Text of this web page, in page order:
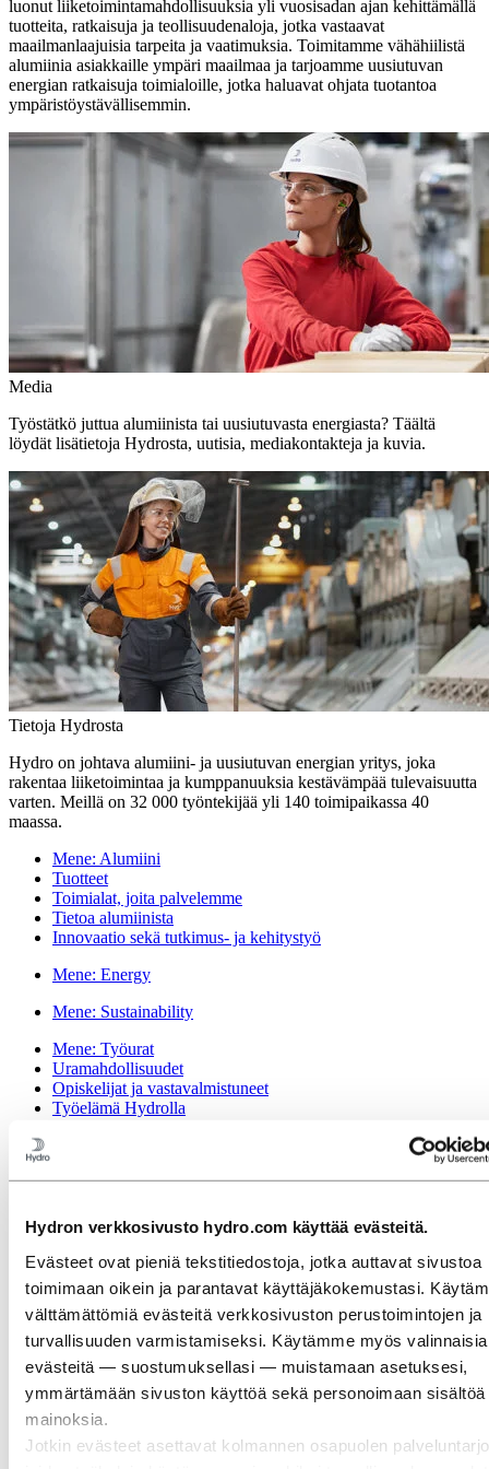
Hydron verkkosivusto hydro.com käyttää evästeitä.
Evästeet ovat pieniä tekstitiedostoja, jotka auttavat sivustoa
toimimaan oikein ja parantavat käyttäjäkokemustasi.
välttämättömiä evästeitä verkkosivuston perustoimintojen ja
turvallisuuden varmistamiseksi. Käytämme myös valinnaisia
evästeitä — suostumuksellasi — muistamaan asetuksesi,
ymmärtämään sivuston käyttöä sekä personoimaan sisältöä
mainoksia.
Jotkin evästeet asettavat kolmannen osapuolen
luonut liiketoimintamahdollisuuksia yli vuosisadan ajan kehittämällä
tuotteita, ratkaisuja ja teollisuudenaloja, jotka vastaavat
maailmanlaajuisia tarpeita ja vaatimuksia. Toimitamme vähähiilistä
alumiinia asiakkaille ympäri maailmaa ja tarjoamme uusiutuvan
energian ratkaisuja toimialoille, jotka haluavat ohjata tuotantoa
ympäristöystävällisemmin.
Media
Työstätkö juttua alumiinista tai uusiutuvasta energiasta? Täältä
löydät lisätietoja Hydrosta, uutisia, mediakontakteja ja kuvia.
Tietoja Hydrosta
Hydro on johtava alumiini- ja uusiutuvan energian yritys, joka
rakentaa liiketoimintaa ja kumppanuuksia kestävämpää tulevaisuutta
varten. Meillä on 32 000 työntekijää yli 140 toimipaikassa 40
maassa.
Mene: Alumiini
Tuotteet
Toimialat, joita palvelemme
Tietoa alumiinista
Innovaatio sekä tutkimus- ja kehitystyö
Mene: Energy
Mene: Sustainability
Mene: Työurat
Uramahdollisuudet
Opiskelijat ja vastavalmistuneet
Työelämä Hydrolla
Yhteystiedot ja usein kysytyt kysymykset
Mene:Investors
Mene:
Media
Yhteystiedot medialle
Uutiset
Hydro lyhyesti
Mediagalleria
Mene:Tietoja Hydrosta
Tämä on Hydro
Merkitykselliset toimialat
Tarkoituksemme ja arvomme